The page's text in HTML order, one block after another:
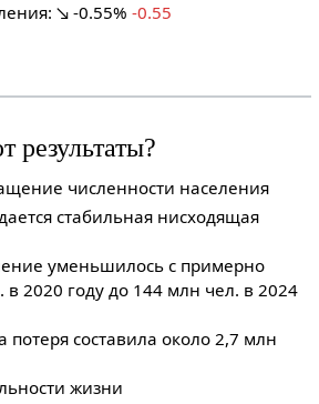
↘ -0.55%-0.55
результаты?
численности населения
стабильная нисходящая
уменьшилось с примерно
в 2020 году до 144 млн чел. в 2024
потеря составила около 2,7 млн
жизни